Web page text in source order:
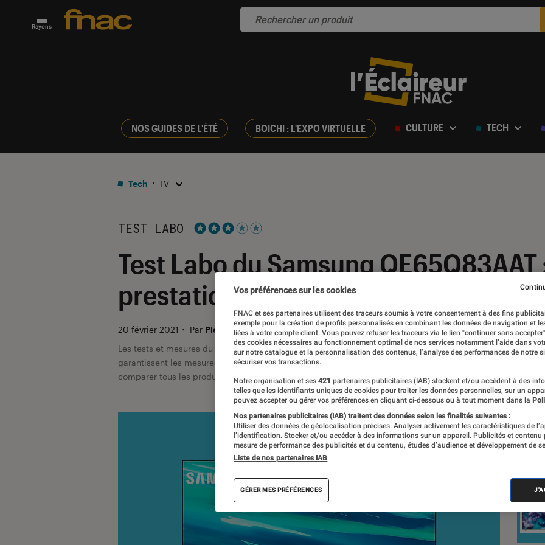
Rayons
NOS GUIDES DE L'ÉTÉ BOICHI : L'EXPO VIRTUELLE CULTURE TECH
Tech TV
TEST LABO
Test Labo du Samsung
prestation
20 février 2021 ・ Par Pierre Blanc
Les tests et mesures du Labo Fnac sont réalisés en toute indépendance du commerce ou des fabricants
garantissent les mesures grâce à leur expertise, et aux équipements de mesures les plus précis. Pour en
comparer tous les produits, visitez notre
comparateur
Vos préférences sur les cookies
FNAC et ses partenaires utilisent des traceurs soumis à votre consentement à des fins
exemple pour la création de profils personnalisés en combinant les données de navigation et
liées à votre compte client. Vous pouvez refuser les traceurs via le lien "continuer sans
des cookies nécessaires au fonctionnement optimal de nos services notamment l’aide dans
sur notre catalogue et la personnalisation des contenus, l’analyse des performances de notre
sécuriser vos transactions.
Notre organisation et ses 421 partenaires publicitaires (IAB) stockent et/ou accèdent à des
telles que les identifiants uniques de cookies pour traiter les données personnelles, sur un
pouvez accepter ou gérer vos préférences en cliquant ci-dessous ou à tout moment dans la
Nos partenaires publicitaires (IAB) traitent des données selon les finalités suivantes :
Utiliser des données de géolocalisation précises. Analyser activement les caractéristiques de
l’identification. Stocker et/ou accéder à des informations sur un appareil. Publicités et contenu
mesure de performance des publicités et du contenu, études d’audience et développement de
Liste de nos partenaires IAB
GÉRER MES PRÉFÉRENCES